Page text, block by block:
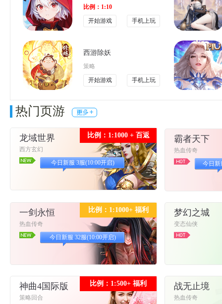
比例：1:10
开始游戏
手机上玩
西游除妖
策略
开始游戏
手机上玩
热门页游
比例：1:1000 + 百返
龙域世界
西方玄幻
今日新服 3服(10:00开启)
霸者天下
热血传奇
今日新
比例：1:1000+ 福利
一剑永恒
热血传奇
今日新服 32服(10:00开启)
梦幻之城
变态仙侠
比例：1:500+ 福利
神曲4国际版
策略回合
战无止境
热血传奇